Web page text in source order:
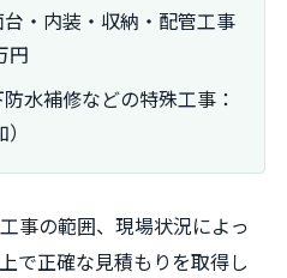
・内装・収納・配管工事
円
水補修などの特殊工事：
事の範囲、現場状況によっ
で正確な見積もりを取得し